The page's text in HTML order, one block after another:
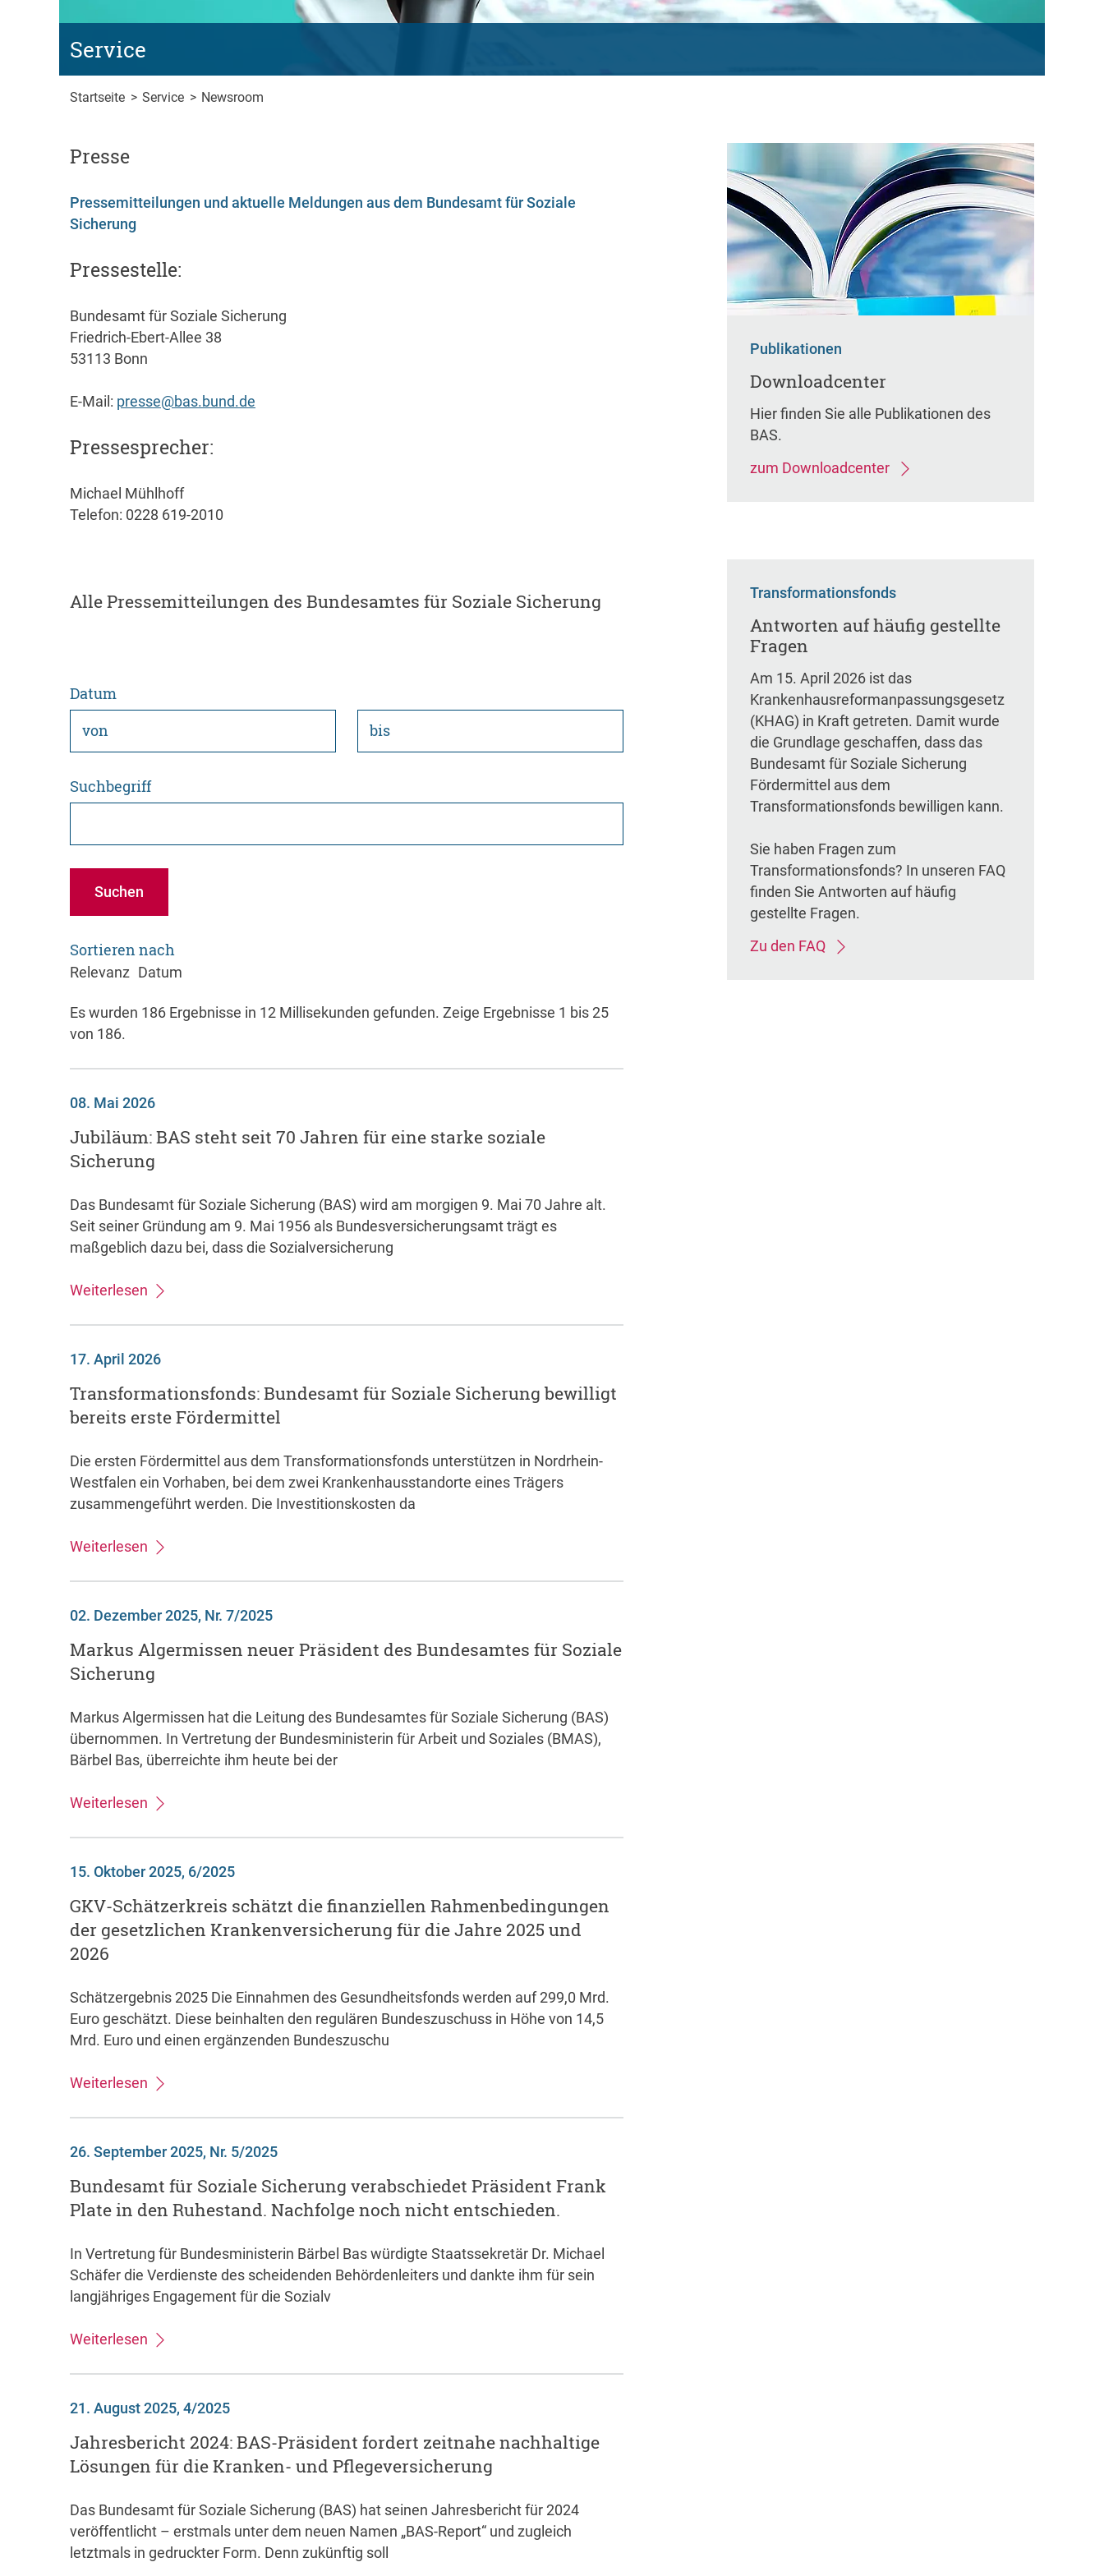
Service
Startseite > Service > Newsroom
Presse
Pressemitteilungen und aktuelle Meldungen aus dem Bundesamt für Soziale
Sicherung
Pressestelle:
Bundesamt für Soziale Sicherung
Friedrich-Ebert-Allee 38
53113 Bonn
E-Mail: presse@bas.bund.de
Pressesprecher:
Michael Mühlhoff
Telefon: 0228 619-2010
Alle Pressemitteilungen des Bundesamtes für Soziale Sicherung
Datum
Suchbegriff
Suchen
Sortieren nach
Relevanz Datum
Es wurden 186 Ergebnisse in 12 Millisekunden gefunden. Zeige Ergebnisse 1 bis 25
von 186.
08. Mai 2026
Jubiläum: BAS steht seit 70 Jahren für eine starke soziale
Sicherung
Das Bundesamt für Soziale Sicherung (BAS) wird am morgigen 9. Mai 70 Jahre alt.
Seit seiner Gründung am 9. Mai 1956 als Bundesversicherungsamt trägt es
maßgeblich dazu bei, dass die Sozialversicherung
Weiterlesen
17. April 2026
Transformationsfonds: Bundesamt für Soziale Sicherung bewilligt
bereits erste Fördermittel
Die ersten Fördermittel aus dem Transformationsfonds unterstützen in Nordrhein-
Westfalen ein Vorhaben, bei dem zwei Krankenhausstandorte eines Trägers
zusammengeführt werden. Die Investitionskosten da
Weiterlesen
02. Dezember 2025, Nr. 7/2025
Markus Algermissen neuer Präsident des Bundesamtes für Soziale
Sicherung
Markus Algermissen hat die Leitung des Bundesamtes für Soziale Sicherung (BAS)
übernommen. In Vertretung der Bundesministerin für Arbeit und Soziales (BMAS),
Bärbel Bas, überreichte ihm heute bei der
Weiterlesen
15. Oktober 2025, 6/2025
GKV-Schätzerkreis schätzt die finanziellen Rahmenbedingungen
der gesetzlichen Krankenversicherung für die Jahre 2025 und
2026
Schätzergebnis 2025 Die Einnahmen des Gesundheitsfonds werden auf 299,0 Mrd.
Euro geschätzt. Diese beinhalten den regulären Bundeszuschuss in Höhe von 14,5
Mrd. Euro und einen ergänzenden Bundeszuschu
Weiterlesen
26. September 2025, Nr. 5/2025
Bundesamt für Soziale Sicherung verabschiedet Präsident Frank
Plate in den Ruhestand. Nachfolge noch nicht entschieden.
In Vertretung für Bundesministerin Bärbel Bas würdigte Staatssekretär Dr. Michael
Schäfer die Verdienste des scheidenden Behördenleiters und dankte ihm für sein
langjähriges Engagement für die Sozialv
Weiterlesen
21. August 2025, 4/2025
Jahresbericht 2024: BAS-Präsident fordert zeitnahe nachhaltige
Lösungen für die Kranken- und Pflegeversicherung
Das Bundesamt für Soziale Sicherung (BAS) hat seinen Jahresbericht für 2024
veröffentlicht – erstmals unter dem neuen Namen „BAS-Report“ und zugleich
letztmals in gedruckter Form. Denn zukünftig soll
Publikationen
Downloadcenter
Hier finden Sie alle Publikationen des
BAS.
zum Downloadcenter
Transformationsfonds
Antworten auf häufig gestellte
Fragen
Am 15. April 2026 ist das
Krankenhausreformanpassungsgesetz
(KHAG) in Kraft getreten. Damit wurde
die Grundlage geschaffen, dass das
Bundesamt für Soziale Sicherung
Fördermittel aus dem
Transformationsfonds bewilligen kann.
Sie haben Fragen zum
Transformationsfonds? In unseren FAQ
finden Sie Antworten auf häufig
gestellte Fragen.
Zu den FAQ